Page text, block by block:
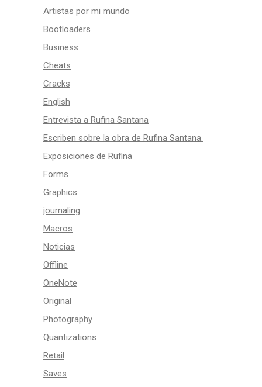
Artistas por mi mundo
Bootloaders
Business
Cheats
Cracks
English
Entrevista a Rufina Santana
Escriben sobre la obra de Rufina Santana.
Exposiciones de Rufina
Forms
Graphics
journaling
Macros
Noticias
Offline
OneNote
Original
Photography
Quantizations
Retail
Saves